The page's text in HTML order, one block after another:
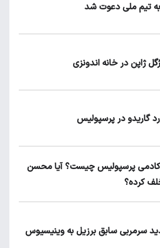
تیم ملی دعوت شد
ژاپن در خانه اندونزی
گاریدو در پرسپولیس
پرسپولیس چیست؟ آیا محسن
کرده؟
سرمربی سابق برزیل به وینیسیوس